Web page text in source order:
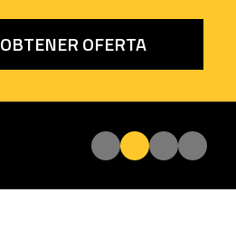
OBTENER OFERTA